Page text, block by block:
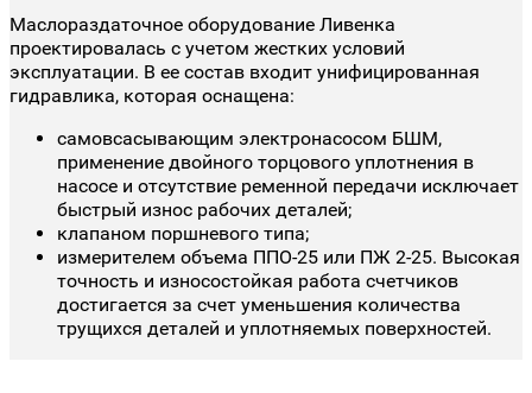
Маслораздаточное оборудование Ливенка
проектировалась с учетом жестких условий
эксплуатации. В ее состав входит унифицированная
гидравлика, которая оснащена:
самовсасывающим электронасосом БШМ,
применение двойного торцового уплотнения в
насосе и отсутствие ременной передачи исключает
быстрый износ рабочих деталей;
клапаном поршневого типа;
измерителем объема ППО-25 или ПЖ 2-25. Высокая
точность и износостойкая работа счетчиков
достигается за счет уменьшения количества
трущихся деталей и уплотняемых поверхностей.